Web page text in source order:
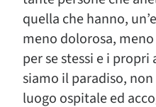
quella che hanno,
meno dolorosa,
per se stessi e i
siamo il paradiso,
luogo ospitale ed